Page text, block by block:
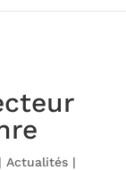
Actualités|